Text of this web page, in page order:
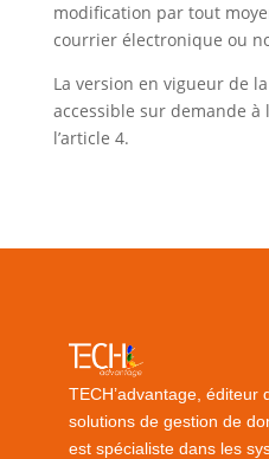
modification par tout
courrier électronique ou
La version en vigueur de
accessible sur demande
l’article 4.
TECH’advantage, éditeur
solutions de gestion de
est spécialiste dans les